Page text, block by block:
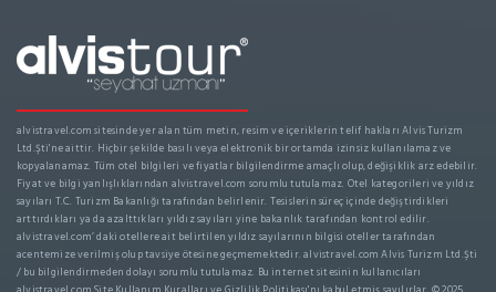
alvistravel.com sitesinde yer alan tüm metin, resim ve içeriklerin telif hakları Alvis Turizm
Ltd.Şti'ne aittir. Hiçbir şekilde basılı veya elektronik bir ortamda izinsiz kullanılamaz ve
kopyalanamaz. Tüm otel bilgileri ve fiyatlar bilgilendirme amaçlı olup, değişiklik arz edebilir.
Fiyat ve bilgi yanlışlıklarından alvistravel.com sorumlu tutulamaz. Otel kategorileri ve yıldız
sayıları T.C. Turizm Bakanlığı tarafından belirlenir. Tesislerin süreç içinde değiştirdikleri
arttırdıkları ya da azalttıkları yıldız sayıları yine bakanlık tarafından kontrol edilir.
alvistravel.com’ daki otellere ait belirtilen yıldız sayılarının bilgisi oteller tarafından
acentemize verilmiş olup tavsiye ötesine geçmemektedir. alvistravel.com Alvis Turizm Ltd.Şti
/ bu bilgilendirmeden dolayı sorumlu tutulamaz. Bu internet sitesinin kullanıcıları